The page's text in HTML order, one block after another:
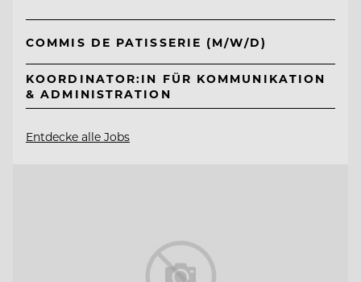
COMMIS DE PATISSERIE (M/W/D)
KOORDINATOR:IN FÜR KOMMUNIKATION
& ADMINISTRATION
Entdecke alle Jobs